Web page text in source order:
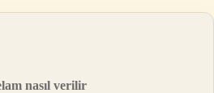
nasıl verilir